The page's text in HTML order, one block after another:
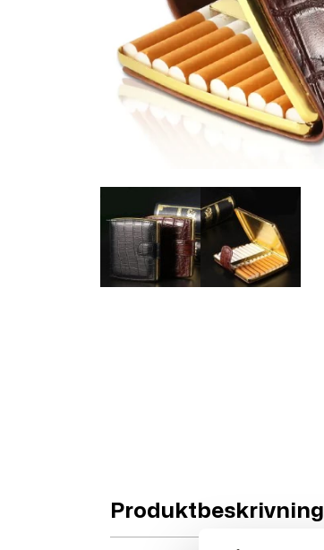
Produktbeskrivning